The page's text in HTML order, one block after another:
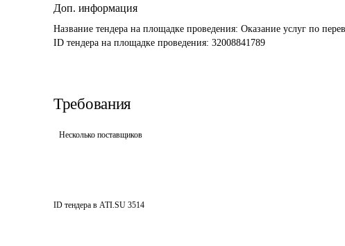
Доп. информация
Название тендера на площадке проведения: Оказание услуг по
ID тендера на площадке проведения: 32008841789
Требования
Несколько поставщиков
ID тендера в ATI.SU 3514